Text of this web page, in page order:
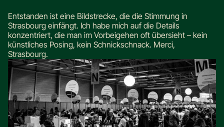
Entstanden ist eine Bildstrecke, die die Stimmung in
Strasbourg einfängt. Ich habe mich auf die Details
konzentriert, die man im Vorbeigehen oft übersieht – kein
künstliches Posing, kein Schnickschnack. Merci,
Strasbourg.